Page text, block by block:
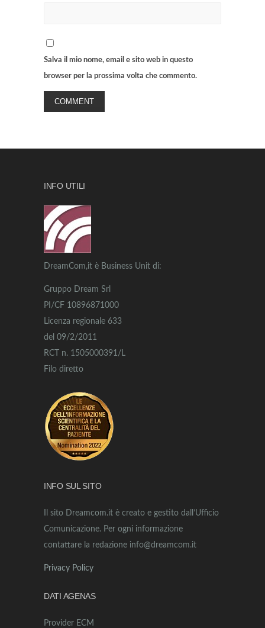
Salva il mio nome, email e sito web in questo
browser per la prossima volta che commento.
INFO UTILI
DreamCom,it è Business Unit di:
Gruppo Dream Srl
PI/CF 10896871000
Licenza regionale 633
del 09/2/2011
RCT n. 1505000391/L
Filo diretto
INFO SUL SITO
Il sito Dreamcom.it è creato e gestito dall’Ufficio
Comunicazione. Per ogni informazione
contattare la redazione info@dreamcom.it
Privacy Policy
DATI AGENAS
Provider ECM